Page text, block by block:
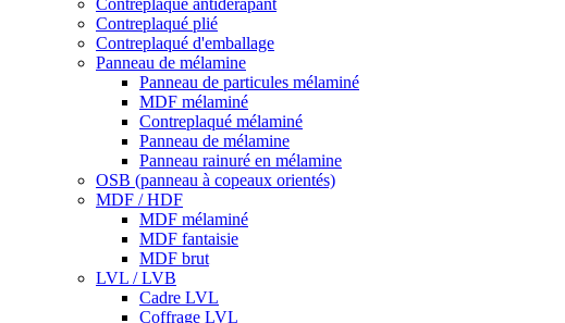
Contreplaqué antidérapant
Contreplaqué plié
Contreplaqué d'emballage
Panneau de mélamine
Panneau de particules mélaminé
MDF mélaminé
Contreplaqué mélaminé
Panneau de mélamine
Panneau rainuré en mélamine
OSB (panneau à copeaux orientés)
MDF / HDF
MDF mélaminé
MDF fantaisie
MDF brut
LVL / LVB
Cadre LVL
Coffrage LVL